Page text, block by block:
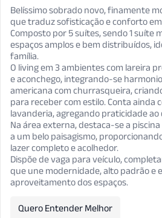
Belíssimo sobrado novo, finamente
que traduz sofisticação e conforto
Composto por 5 suítes, sendo 1 suíte
espaços amplos e bem distribuídos,
família.
O living em 3 ambientes com lareira
e aconchego, integrando-se
americana com churrasqueira,
para receber com estilo. Conta ainda
lavanderia, agregando praticidade ao
Na área externa, destaca-se a
a um belo paisagismo,
lazer completo e acolhedor.
Dispõe de vaga para veículo,
que une modernidade, alto padrão e
aproveitamento dos espaços.
Quero Entender Melhor